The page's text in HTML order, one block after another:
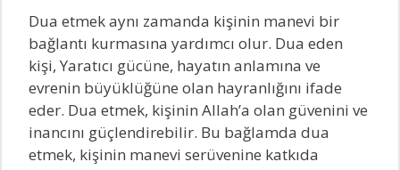
Dua etmek aynı zamanda kişinin manevi bir
bağlantı kurmasına yardımcı olur. Dua eden
kişi, Yaratıcı gücüne, hayatın anlamına ve
evrenin büyüklüğüne olan hayranlığını ifade
eder. Dua etmek, kişinin Allah’a olan güvenini ve
inancını güçlendirebilir. Bu bağlamda dua
etmek, kişinin manevi serüvenine katkıda